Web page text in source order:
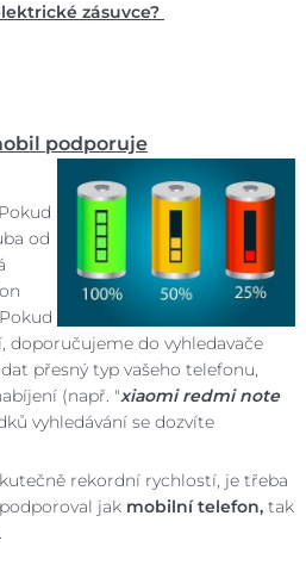
zásuvce?
podporuje
od
do vyhledavače
přesný typ vašeho telefonu,
(např. "xiaomi redmi note
vyhledávání se dozvíte
rekordní rychlostí, je třeba
jak mobilní telefon,tak
.